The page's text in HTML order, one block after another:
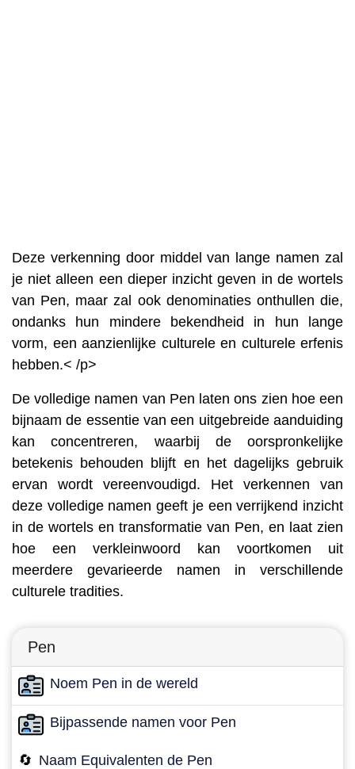
Deze verkenning door middel van lange namen zal
je niet alleen een dieper inzicht geven in de wortels
van Pen, maar zal ook denominaties onthullen die,
ondanks hun mindere bekendheid in hun lange
vorm, een aanzienlijke culturele en culturele erfenis
hebben.< /p>
De volledige namen van Pen laten ons zien hoe een
bijnaam de essentie van een uitgebreide aanduiding
kan concentreren, waarbij de oorspronkelijke
betekenis behouden blijft en het dagelijks gebruik
ervan wordt vereenvoudigd. Het verkennen van
deze volledige namen geeft je een verrijkend inzicht
in de wortels en transformatie van Pen, en laat zien
hoe een verkleinwoord kan voortkomen uit
meerdere gevarieerde namen in verschillende
culturele tradities.
Pen
Noem Pen in de wereld
Bijpassende namen voor Pen
🔄 Naam Equivalenten de Pen